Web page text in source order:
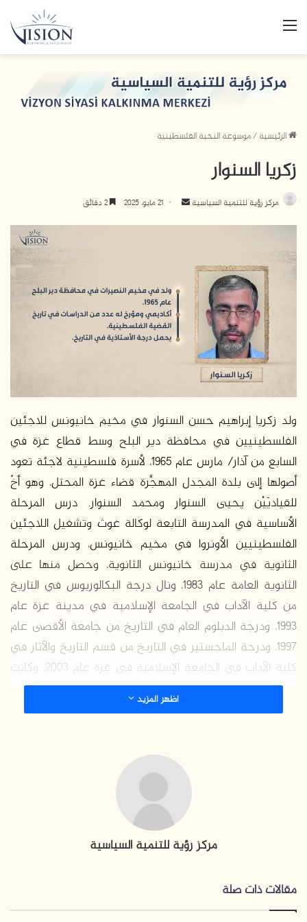
القائمة
الرئيسية/موسوعة النخبة الفلسطينية
زكريا السنوار
مركز رؤية للتنمية السياسية
أرسل 21 مايو، 2025
ولد زكريا إبراهيم حسن السنوار في مخيم خانيونس للاجئين
الفلسطينيين في محافظة دير البلح وسط قطاع غزة في
السابع من آذار/ مارس عام 1965، لأسرة فلسطينية لاجئة تعود
أصولها إلى بلدة المجدل المهجَّرة قضاء غزة المحتل، وهو أخٌ
للقياديَيْن يحيى السنوار ومحمد السنوار. درس المرحلة
الأساسية في المدرسة التابعة لوكالة غوث وتشغيل اللاجئين
الفلسطينيين الأونروا في مخيم خانيونس، ودرس المرحلة
الثانوية في مدرسة خانيونس الثانوية، وحصل منها على
الثانوية العامة عام 1983، ونال درجة البكالوريوس في التاريخ
من كلية الآداب في الجامعة الإسلامية في مدينة غزة عام
1993، ودرجة الدبلوم العام في التاريخ من جامعة الأقصى عام
1997، ودرجة الماجستير في التاريخ من قسم التاريخ والآثار في
كلية الآداب في الجامعة الإسلامية في غزة عام 2003، وكانت
ودرجة الدكتوراه في التاريخ من معهد البحوث والدراسات
عمل السنوار موظفًا في دائرة العلاقات العامة في الجامعة
الإسلامية، وأصبح محاضرًا في قسم التاريخ في كلية الآداب في
الجامعة الإسلامية، ونال درجة الأستاذية، وكان مديرًا لمركز
2002)، وعضوًا في هيئة التدريس في أكاديمية الأركان
أشرف السنوار على عدد من الرسائل الجامعية في مستويي
اظهر المزيد
مركز رؤية للتنمية السياسية
مقالات ذات صلة